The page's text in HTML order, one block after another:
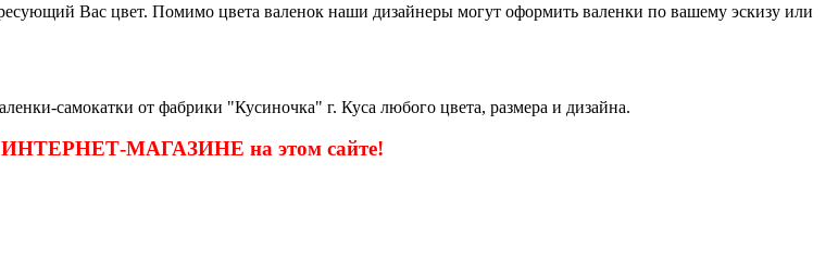
Вас цвет. Помимо цвета валенок наши дизайнеры могут оформить валенки по вашему эскизу или
самокатки от фабрики "Кусиночка" г. Куса любого цвета, размера и дизайна.
ИНТЕРНЕТ-МАГАЗИНЕ на этом сайте!